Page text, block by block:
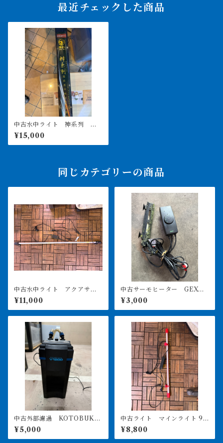
最近チェックした商品
中古水中ライト 神系列 紅
龍用 2000用 引き取り限定
¥15,000
同じカテゴリーの商品
中古水中ライト アクアサン
¥11,000
中古サーモヒーター GEXサ
ーモ&300Wヒーターセット
引き取り限定
¥3,000
中古外部濾過 KOTOBUKI
POWERBOX V1200 引き取
り限定
¥5,000
中古ライト マインライト 90
0用 美品 引き取り限定
¥8,800